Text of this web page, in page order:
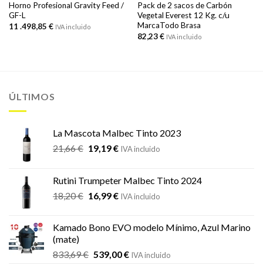
Horno Profesional Gravity Feed /
GF-L
11 .498,85 € IVA incluido
Pack de 2 sacos de Carbón
Vegetal Everest 12 Kg. c/u
MarcaTodo Brasa
82,23€ IVA incluido
ÚLTIMOS
La Mascota Malbec Tinto 2023
21,66€ El
era:
21,66 €.
19,19€El
es:
19,19 €.
IVA incluido
Rutini Trumpeter Malbec Tinto 2024
18,20€ El
era:
16,99€El
es:
IVA incluido
Kamado Bono EVO modelo Mínimo, Azul Marino
(mate)
833,69€ El
539,00€ElIVA incluido